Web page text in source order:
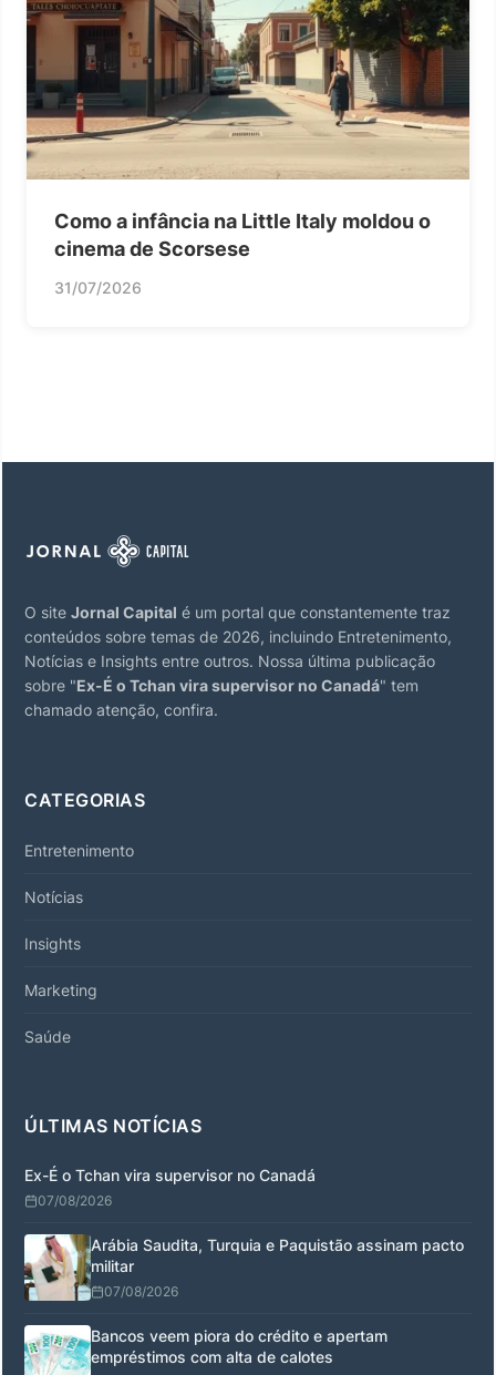
Como a infância na Little Italy moldou o
cinema de Scorsese
31/07/2026
O site Jornal Capital é um portal que constantemente traz
conteúdos sobre temas de 2026, incluindo Entretenimento,
Notícias e Insights entre outros. Nossa última publicação
sobre "Ex-É o Tchan vira supervisor no Canadá" tem
chamado atenção, confira.
CATEGORIAS
Entretenimento
Notícias
Insights
Marketing
Saúde
ÚLTIMAS NOTÍCIAS
Ex-É o Tchan vira supervisor no Canadá
07/08/2026
Arábia Saudita, Turquia e Paquistão assinam pacto
militar
07/08/2026
Bancos veem piora do crédito e apertam
empréstimos com alta de calotes